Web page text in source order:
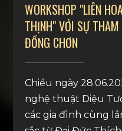
WORKSHOP "LIÊN
THỊNH" VỚI SỰ
ĐỒNG CHƠN
Chiều ngày
nghệ thuật Diệu
các gia đình cùng